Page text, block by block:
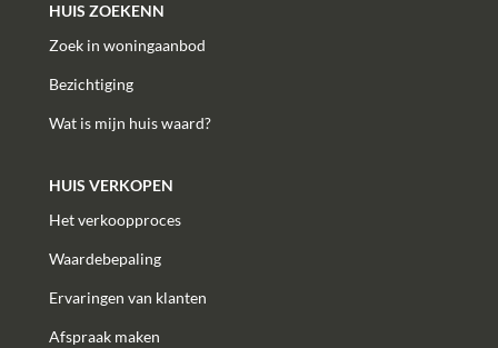
HUIS ZOEKENN
Zoek in woningaanbod
Bezichtiging
Wat is mijn huis waard?
HUIS VERKOPEN
Het verkoopproces
Waardebepaling
Ervaringen van klanten
Afspraak maken